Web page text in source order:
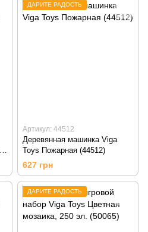
ДАРИТЕ РАДОСТЬ
Артикул: 44512
Деревянная машинка Viga
Toys Пожарная (44512)
627 грн
ДАРИТЕ РАДОСТЬ